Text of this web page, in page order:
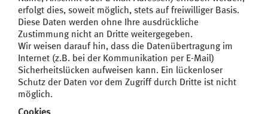
erfolgt dies, soweit möglich, stets auf freiwilliger Basis.
Diese Daten werden ohne Ihre ausdrückliche
Zustimmung nicht an Dritte weitergegeben.
Wir weisen darauf hin, dass die Datenübertragung im
Internet (z.B. bei der Kommunikation per E-Mail)
Sicherheitslücken aufweisen kann. Ein lückenloser
Schutz der Daten vor dem Zugriff durch Dritte ist nicht
möglich.
Cookies